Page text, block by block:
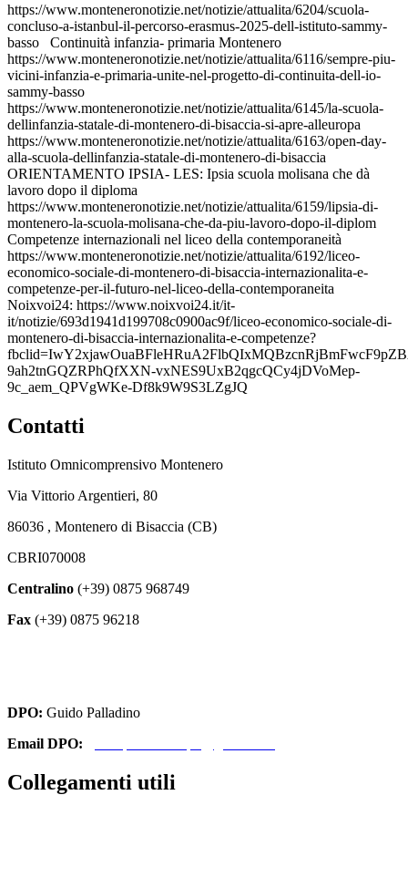
https://www.monteneronotizie.net/notizie/attualita/6204/scuola-
concluso-a-istanbul-il-percorso-erasmus-2025-dell-istituto-sammy-
basso Continuità infanzia- primaria Montenero
https://www.monteneronotizie.net/notizie/attualita/6116/sempre-piu-
vicini-infanzia-e-primaria-unite-nel-progetto-di-continuita-dell-io-
sammy-basso
https://www.monteneronotizie.net/notizie/attualita/6145/la-scuola-
dellinfanzia-statale-di-montenero-di-bisaccia-si-apre-alleuropa
https://www.monteneronotizie.net/notizie/attualita/6163/open-day-
alla-scuola-dellinfanzia-statale-di-montenero-di-bisaccia
ORIENTAMENTO IPSIA- LES: Ipsia scuola molisana che dà
lavoro dopo il diploma
https://www.monteneronotizie.net/notizie/attualita/6159/lipsia-di-
montenero-la-scuola-molisana-che-da-piu-lavoro-dopo-il-diplom
Competenze internazionali nel liceo della contemporaneità
https://www.monteneronotizie.net/notizie/attualita/6192/liceo-
economico-sociale-di-montenero-di-bisaccia-internazionalita-e-
competenze-per-il-futuro-nel-liceo-della-contemporaneita
Noixvoi24: https://www.noixvoi24.it/it-
it/notizie/693d1941d199708c0900ac9f/liceo-economico-sociale-di-
montenero-di-bisaccia-internazionalita-e-competenze?
9ah2tnGQZRPhQfXXN-vxNES9UxB2qgcQCy4jDVoMep-
9c_aem_QPVgWKe-Df8k9W9S3LZgJQ
Contatti
Istituto Omnicomprensivo Montenero
Via Vittorio Argentieri, 80
86036 , Montenero di Bisaccia (CB)
CBRI070008
Centralino (+39) 0875 968749
Fax (+39) 0875 96218
DPO: Guido Palladino
Email DPO:
Collegamenti utili